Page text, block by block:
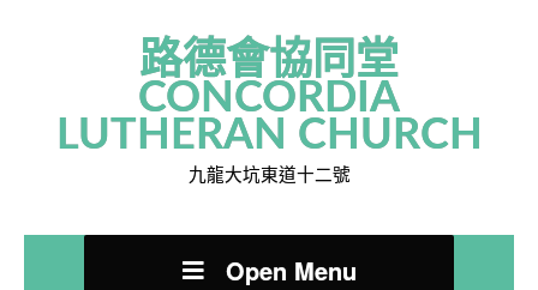
路德會協同堂
CONCORDIA
LUTHERAN CHURCH
九龍大坑東道十二號
Open Menu